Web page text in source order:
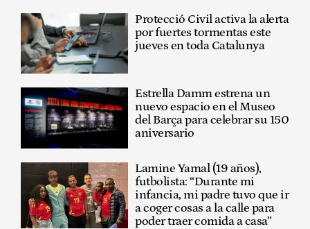
Protecció Civil activa la alerta
por fuertes tormentas este
jueves en toda Catalunya
Estrella Damm estrena un
nuevo espacio en el Museo
del Barça para celebrar su 150
aniversario
Lamine Yamal (19 años),
futbolista: “Durante mi
infancia, mi padre tuvo que ir
a coger cosas a la calle para
poder traer comida a casa”